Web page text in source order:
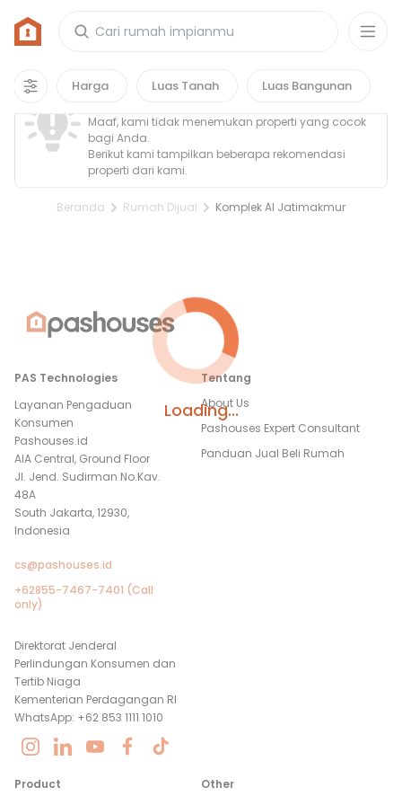
Harga Luas Tanah Luas Bangunan
Loading...
Rumah di Komplek Al Jatimakmur
0properti
Property Tidak Ditemukan
Maaf, kami tidak menemukan properti yang cocok
bagi Anda.
Berikut kami tampilkan beberapa rekomendasi
properti dari kami.
Beranda Rumah Dijual Komplek Al Jatimakmur
PAS Technologies
Layanan Pengaduan
Konsumen
Pashouses.id
AIA Central, Ground Floor
Jl. Jend. Sudirman No.Kav.
48A
South Jakarta, 12930,
Indonesia
cs@pashouses.id
+62855-7467-7401 (Call
only)
Direktorat Jenderal
Perlindungan Konsumen dan
Tertib Niaga
Kementerian Perdagangan RI
WhatsApp: +62 853 1111 1010
Tentang
About Us
Pashouses Expert Consultant
Panduan Jual Beli Rumah
Product
Other